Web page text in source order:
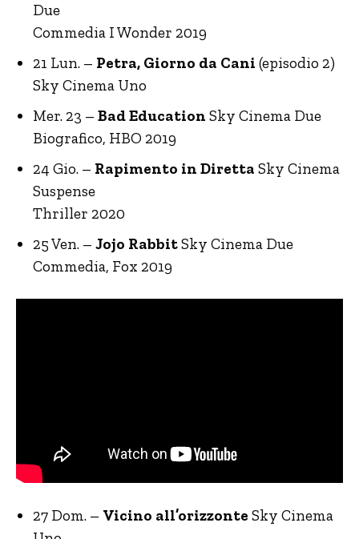
Due
Commedia I Wonder 2019
21 Lun. – Petra, Giorno da Cani (episodio 2)
Sky Cinema Uno
Mer. 23 – Bad Education Sky Cinema Due
Biografico, HBO 2019
24 Gio. – Rapimento in Diretta Sky Cinema
Suspense
Thriller 2020
25 Ven. – Jojo RabbitSky Cinema Due
Commedia, Fox 2019
27 Dom. – Vicino all’orizzonte Sky Cinema